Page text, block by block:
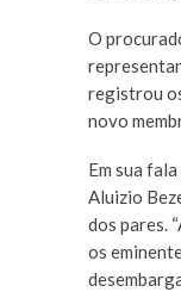
O
registrou
novo
Em sua
Aluizio
dos pares.
os